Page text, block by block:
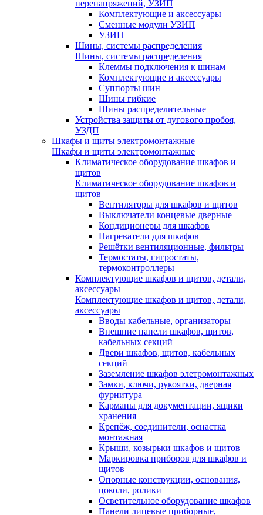
перенапряжений, УЗИП
Комплектующие и аксессуары
Сменные модули УЗИП
УЗИП
Шины, системы распределения
Шины, системы распределения
Клеммы подключения к шинам
Комплектующие и аксессуары
Суппорты шин
Шины гибкие
Шины распределительные
Устройства защиты от дугового пробоя,
УЗДП
Шкафы и щиты электромонтажные
Шкафы и щиты электромонтажные
Климатическое оборудование шкафов и
щитов
Климатическое оборудование шкафов и
щитов
Вентиляторы для шкафов и щитов
Выключатели концевые дверные
Кондиционеры для шкафов
Нагреватели для шкафов
Решётки вентиляционные, фильтры
Термостаты, гигростаты,
термоконтроллеры
Комплектующие шкафов и щитов, детали,
аксессуары
Комплектующие шкафов и щитов, детали,
аксессуары
Вводы кабельные, организаторы
Внешние панели шкафов, щитов,
кабельных секций
Двери шкафов, щитов, кабельных
секций
Заземление шкафов элетромонтажных
Замки, ключи, рукоятки, дверная
фурнитура
Карманы для документации, ящики
хранения
Крепёж, соединители, оснастка
монтажная
Крыши, козырьки шкафов и щитов
Маркировка приборов для шкафов и
щитов
Опорные конструкции, основания,
цоколи, ролики
Осветительное оборудование шкафов
Панели лицевые приборные,